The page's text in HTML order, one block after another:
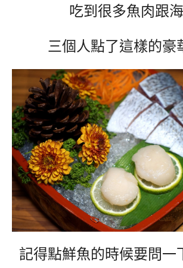
吃到很多魚肉跟
三個人點了這樣的豪
記得點鮮魚的時候要問一